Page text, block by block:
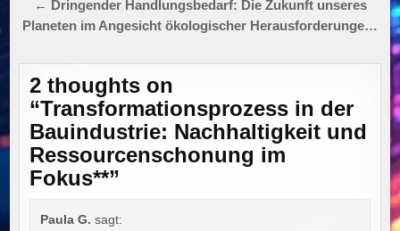
← Dringender Handlungsbedarf: Die Zukunft unseres
Planeten im Angesicht ökologischer Herausforderunge…
2 thoughts on
“Transformationsprozess in der
Bauindustrie: Nachhaltigkeit und
Ressourcenschonung im
Fokus**”
Paula G. sagt: